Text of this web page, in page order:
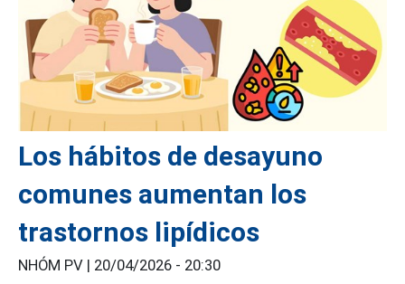
Los hábitos de desayuno
comunes aumentan los
trastornos lipídicos
NHÓM PV | 20/04/2026 - 20:30